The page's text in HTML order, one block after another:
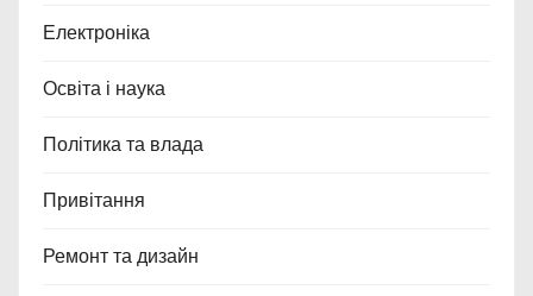
Електроніка
Освіта і наука
Політика та влада
Привітання
Ремонт та дизайн